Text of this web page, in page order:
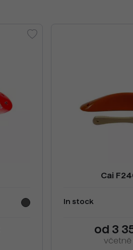
Cai
In stock
od 3
včetně